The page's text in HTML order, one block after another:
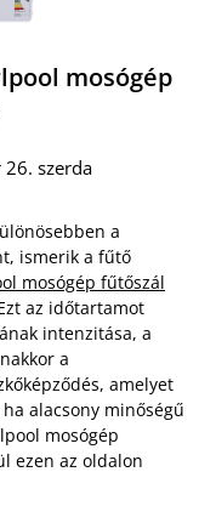
mosógép
szerda
a
ismerik a fűtő
mosógép fűtőszál
az időtartamot
intenzitása, a
a
amelyet
alacsony minőségű
mosógép
ezen az oldalon